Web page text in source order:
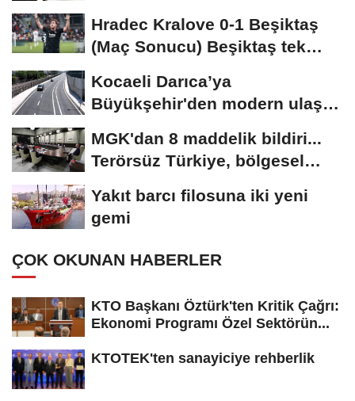
Hradec Kralove 0-1 Beşiktaş
(Maç Sonucu) Beşiktaş tek
Kocaeli Darıca’ya
Büyükşehir'den modern ulaşım
MGK'dan 8 maddelik bildiri...
Terörsüz Türkiye, bölgesel
Yakıt barcı filosuna iki yeni
gemi
ÇOK OKUNAN HABERLER
KTO Başkanı Öztürk'ten Kritik Çağrı:
Ekonomi Programı Özel Sektörün...
KTOTEK'ten sanayiciye rehberlik